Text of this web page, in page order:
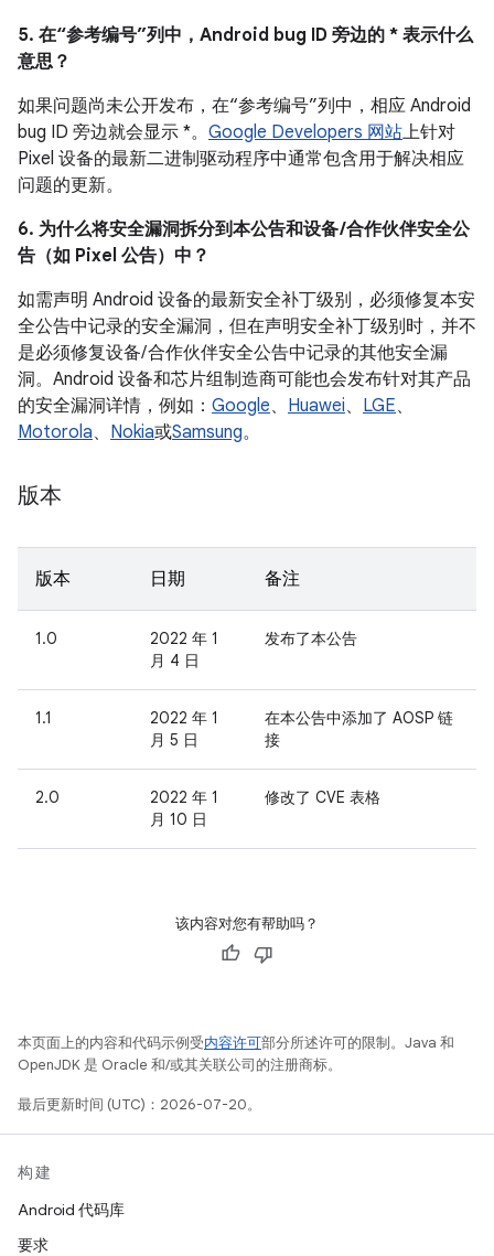
5. 在“参考编号”列中，Android bug ID 旁边的 * 表示什么
意思？
如果问题尚未公开发布，在“参考编号”列中，相应 Android
bug ID 旁边就会显示 *。 Google Developers 网站上针对
Pixel 设备的最新二进制驱动程序中通常包含用于解决相应
问题的更新。
6. 为什么将安全漏洞拆分到本公告和设备 /合作伙伴安全公
告（如 Pixel 公告）中？
如需声明 Android 设备的最新安全补丁级别，必须修复本安
全公告中记录的安全漏洞，但在声明安全补丁级别时，并不
是必须修复设备/ 合作伙伴安全公告中记录的其他安全漏
洞。Android 设备和芯片组制造商可能也会发布针对其产品
的安全漏洞详情，例如： Google、 Huawei、 LGE、
Motorola、 Nokia或Samsung。
版本
版本 日期 备注
1.0
2022 年 1
月 4 日
发布了本公告
1.1
2022 年 1
月 5 日
在本公告中添加了 AOSP 链
接
2.0
2022 年 1
月 10 日
修改了 CVE 表格
该内容对您有帮助吗？
本页面上的内容和代码示例受内容许可部分所述许可的限制。Java 和
OpenJDK 是 Oracle 和/或其关联公司的注册商标。
最后更新时间 (UTC)：2026-07-20。
构建
Android 代码库
要求